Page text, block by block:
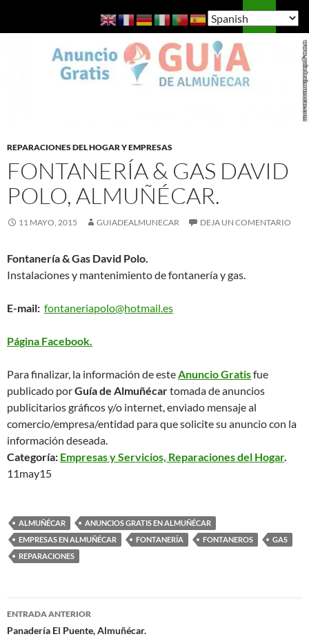
Guía de Almuñécar
MENÚ
REPARACIONES DEL HOGAR Y EMPRESAS
FONTANERÍA & GAS DAVID
POLO, ALMUÑÉCAR.
11 MAYO, 2015 GUIADEALMUNECAR DEJA UN COMENTARIO
Fontanería & Gas David Polo.
Instalaciones y mantenimiento de fontanería y gas.
E-mail: fontaneriapolo@hotmail.es
Página Facebook.
Para finalizar, la información de este Anuncio Gratisfue
publicado porGuía de Almuñécartomada de anuncios
publicitarios gráficos y/o internet, enviado mensaje al
comercio/empresa/entidad para que solicite su anuncio con la
información deseada.
Categoría: Empresas y Servicios, Reparaciones del Hogar.
11may15
ALMUÑÉCAR
ANUNCIOS GRATIS EN ALMUÑÉCAR
EMPRESAS EN ALMUÑÉCAR
FONTANERÍA FONTANEROS
GAS
REPARACIONES
Navegación
ENTRADA ANTERIOR
Panadería El Puente, Almuñécar.